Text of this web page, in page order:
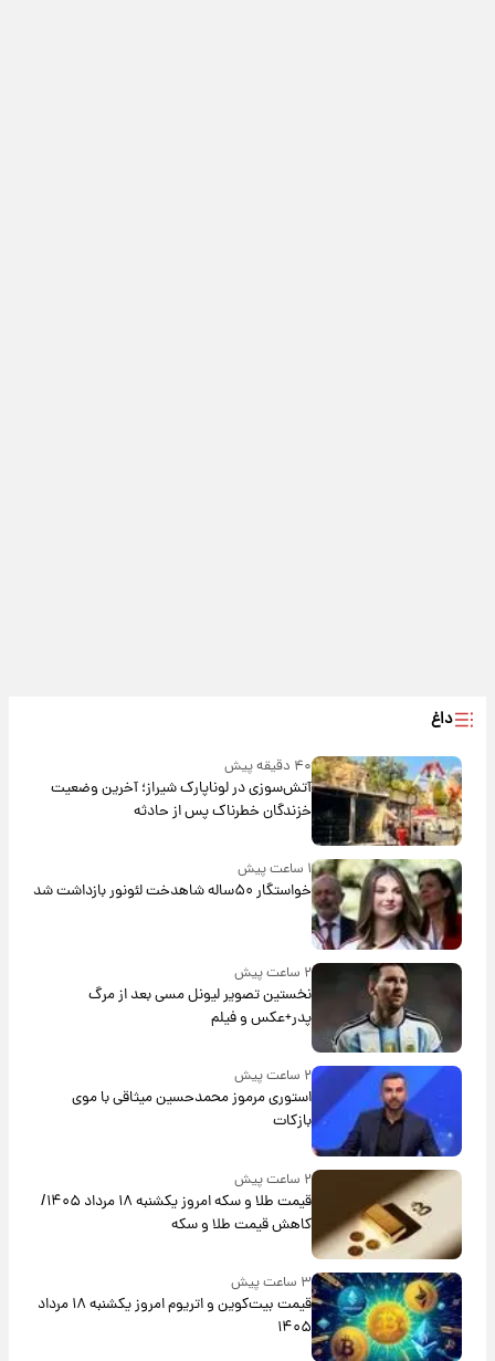
داغ
۴۰ دقیقه پیش
آتش‌سوزی در لوناپارک شیراز؛ آخرین وضعیت
خزندگان خطرناک پس از حادثه
۱ ساعت پیش
خواستگار ۵۰ساله شاهدخت لئونور بازداشت شد
۲ ساعت پیش
نخستین تصویر لیونل مسی بعد از مرگ
پدر+عکس و فیلم
۲ ساعت پیش
استوری مرموز محمدحسین میثاقی با موی
بازکات
۲ ساعت پیش
قیمت طلا و سکه امروز یکشنبه ۱۸ مرداد ۱۴۰۵/
کاهش قیمت طلا و سکه
۳ ساعت پیش
قیمت بیت‌کوین و اتریوم امروز یکشنبه ۱۸ مرداد
۱۴۰۵